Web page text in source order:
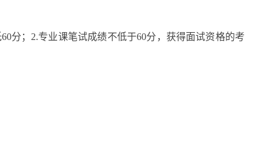
；2.专业课笔试成绩不低于60分，获得面试资格的考